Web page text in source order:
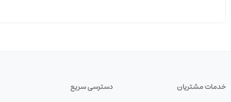
خدمات مشتریان
دسترسی سریع